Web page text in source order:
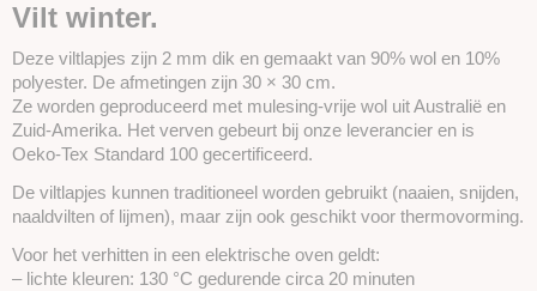
Vilt winter.
Deze viltlapjes zijn 2 mm dik en gemaakt van 90% wol en 10%
polyester. De afmetingen zijn 30 × 30 cm.
Ze worden geproduceerd met mulesing-vrije wol uit Australië en
Zuid-Amerika. Het verven gebeurt bij onze leverancier en is
Oeko-Tex Standard 100 gecertificeerd.
De viltlapjes kunnen traditioneel worden gebruikt (naaien, snijden,
naaldvilten of lijmen), maar zijn ook geschikt voor thermovorming.
Voor het verhitten in een elektrische oven geldt:
– lichte kleuren: 130 °C gedurende circa 20 minuten